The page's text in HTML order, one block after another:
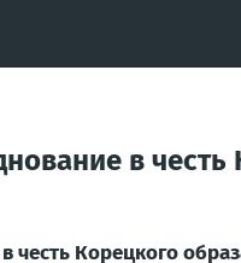
в
честь Корецкого